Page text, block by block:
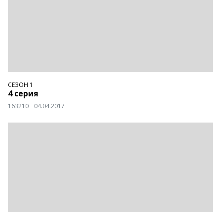
СЕЗОН 1
4 серия
163210 04.04.2017